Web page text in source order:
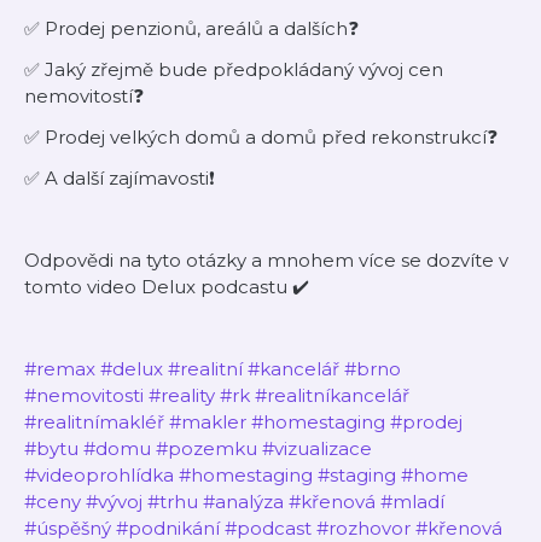
✅ Prodej penzionů, areálů a dalších❓
✅ Jaký zřejmě bude předpokládaný vývoj cen
nemovitostí❓
✅ Prodej velkých domů a domů před rekonstrukcí❓
✅ A další zajímavosti❗️
Odpovědi na tyto otázky a mnohem více se dozvíte v
tomto video Delux podcastu ✔️
#remax #delux #realitní #kancelář #brno
#nemovitosti #reality #rk #realitníkancelář
#realitnímakléř #makler #homestaging #prodej
#bytu #domu #pozemku #vizualizace
#videoprohlídka #homestaging #staging #home
#ceny #vývoj #trhu #analýza #křenová #mladí
#úspěšný #podnikání #podcast #rozhovor #křenová